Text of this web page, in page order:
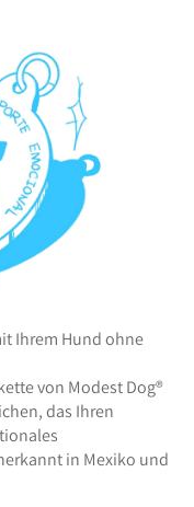
Ihrem Hund ohne
von Modest Dog®️
das Ihren
in Mexiko und